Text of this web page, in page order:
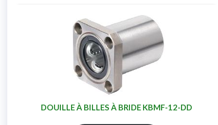
DOUILLE À BILLES À BRIDE KBMF-12-DD